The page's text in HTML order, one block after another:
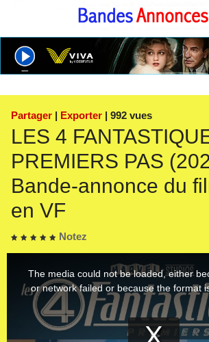
Partager | Exporter | 992 vues
LES 4
PREMIERS PAS
Bande-annonce du
en VF
Notez